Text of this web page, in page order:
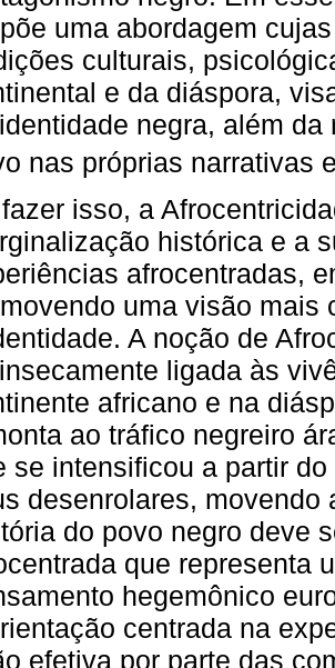
uma abordagem
culturais,
e da diáspora,
negra, além
nas próprias narrativas
isso, a
histórica e a
afrocentradas,
uma visão mais
A noção de
ligada às
africano e na
ao tráfico negreiro
se intensificou a partir
desenrolares, movendo
do povo negro deve
que representa
hegemônico
centrada na
efetiva por parte das